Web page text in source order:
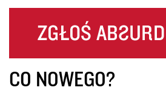
CO NOWEGO?